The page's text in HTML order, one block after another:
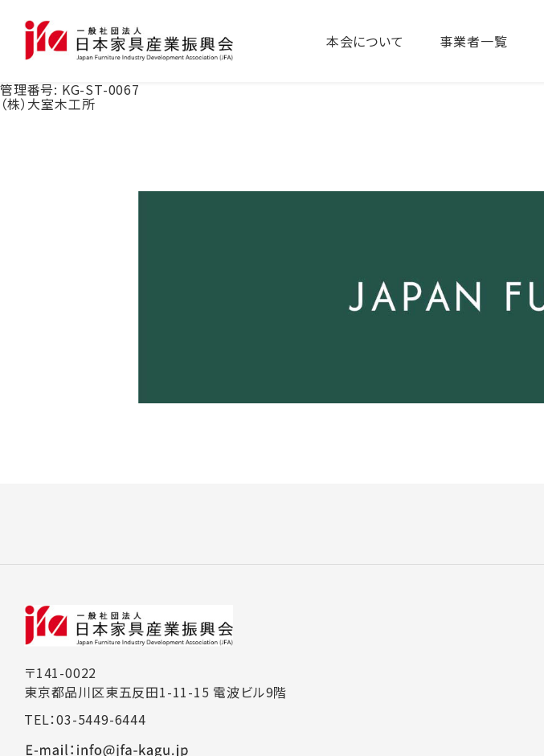
本会について 事業者一覧
管理番号: KG-ST-0067
（株）大室木工所
〒141-0022
東京都品川区東五反田1-11-15 電波ビル9階
TEL：03-5449-6444